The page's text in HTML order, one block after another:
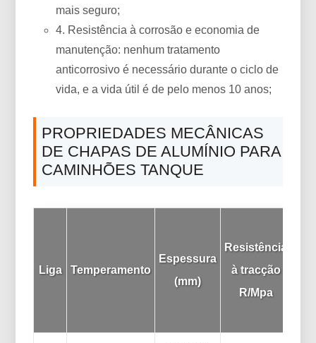
mais seguro;
4. Resistência à corrosão e economia de
manutenção: nenhum tratamento
anticorrosivo é necessário durante o ciclo de
vida, e a vida útil é de pelo menos 10 anos;
PROPRIEDADES MECÂNICAS
DE CHAPAS DE ALUMÍNIO PARA
CAMINHÕES TANQUE
Liga Temperamento
Espessura
(mm)
Resistência
à tracção
R/Mpa